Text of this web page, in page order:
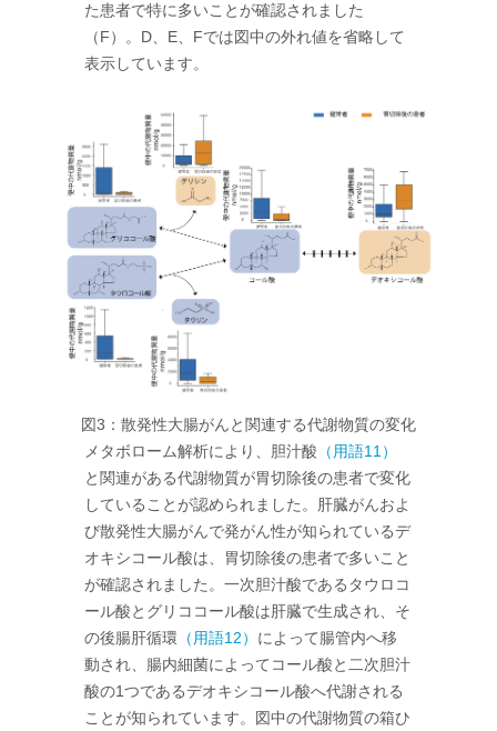
た患者で特に多いことが確認されました
（F）。D、E、Fでは図中の外れ値を省略して
表示しています。
図3：散発性大腸がんと関連する代謝物質の変化
メタボローム解析により、胆汁酸 （用語11）
と関連がある代謝物質が胃切除後の患者で変化
していることが認められました。肝臓がんおよ
び散発性大腸がんで発がん性が知られているデ
オキシコール酸は、胃切除後の患者で多いこと
が確認されました。一次胆汁酸であるタウロコ
ール酸とグリココール酸は肝臓で生成され、そ
の後腸肝循環 （用語12） によって腸管内へ移
動され、腸内細菌によってコール酸と二次胆汁
酸の1つであるデオキシコール酸へ代謝される
ことが知られています。図中の代謝物質の箱ひ